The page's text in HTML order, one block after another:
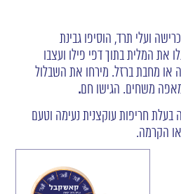
ועלי תרד, הוסיפו גבינת
את המלית בתוך דפי פילו ועצבו
או מחבת ברזל. מירחו את השבלול
משחים. הגישו חם.
בעלת חריפות עוקצנית נעימה וטעם
הקרמה.